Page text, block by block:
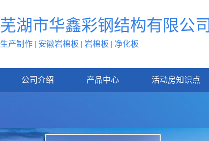
芜湖市华鑫彩钢结构有限公司
生产制作 | 安徽岩棉板 | 岩棉板 | 净化板
公司介绍 产品中心 活动房知识点